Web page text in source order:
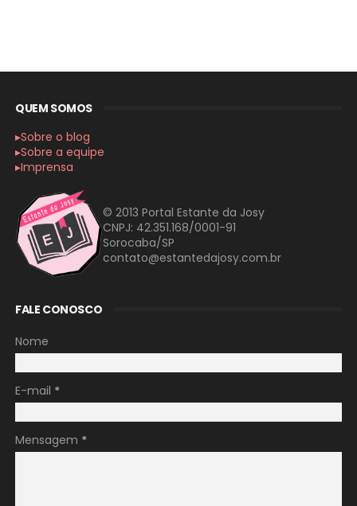
QUEM SOMOS
▸Sobre o blog
▸Sobre a equipe
▸Imprensa
© 2013 Portal Estante da Josy
CNPJ: 42.351.168/0001-91
Sorocaba/SP
contato@estantedajosy.com.br
FALE CONOSCO
Nome
E-mail *
Mensagem *